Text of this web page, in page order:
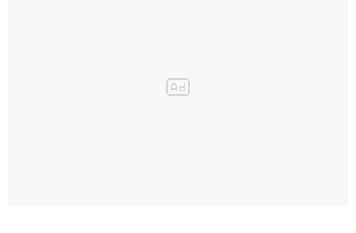
produktů, v našem e-shopu zarovky-shop.cz tak tuto